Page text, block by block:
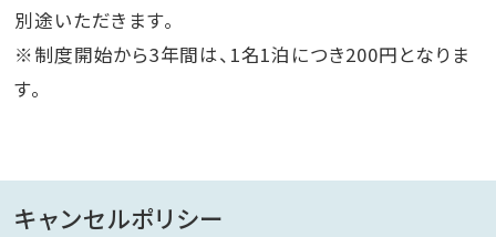
別途いただきます。
※制度開始から3年間は、1名1泊につき200円となりま
す。
キャンセルポリシー